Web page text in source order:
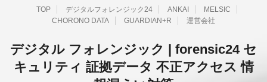
TOP デジタルフォレンジック24 ANKAI
MELSIC
CHORONO DATA
GUARDIAN+R 運営会社
デジタル フォレンジック | forensic24 セ
キュリティ 証拠データ 不正アクセス 情